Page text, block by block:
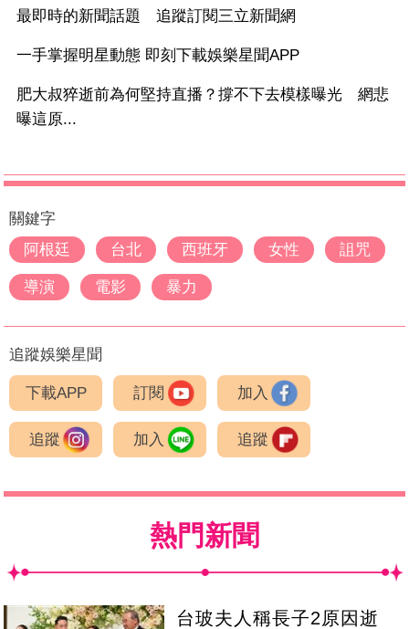
最即時的新聞話題 追蹤訂閱三立新聞網
一手掌握明星動態 即刻下載娛樂星聞APP
肥大叔猝逝前為何堅持直播？撐不下去模樣曝光 網悲
曝這原...
關鍵字
阿根廷
台北 西班牙 女性 詛咒
導演 電影 暴力
追蹤娛樂星聞
下載APP 訂閱 加入
追蹤 加入 追蹤
熱門新聞
台玻夫人稱長子2原因逝